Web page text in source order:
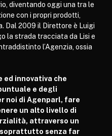
diventando oggi una tra le
con i propri prodotti,
Dal 2009 il Direttore è Luigi
la strada tracciata da Lisi e
l’Agenzia, ossia
ed innovativa che
e degli
noi di Agenparl, fare
un alto livello di
attraverso un
senza far